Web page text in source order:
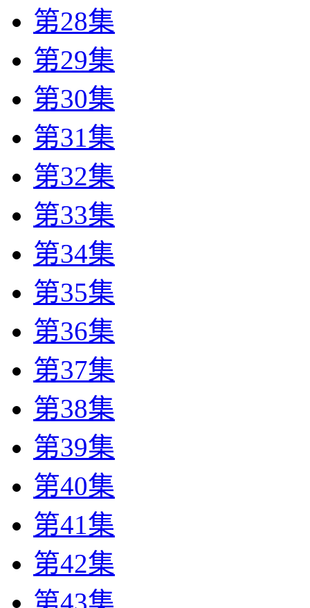
第28集
第29集
第30集
第31集
第32集
第33集
第34集
第35集
第36集
第37集
第38集
第39集
第40集
第41集
第42集
第43集